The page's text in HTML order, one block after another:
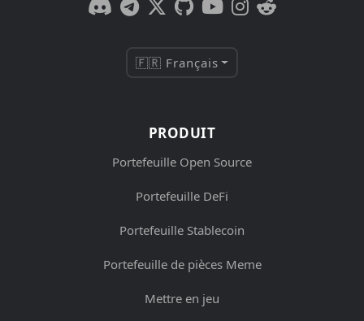
🇫🇷 Français
PRODUIT
Portefeuille Open Source
Portefeuille DeFi
Portefeuille Stablecoin
Portefeuille de pièces Meme
Mettre en jeu